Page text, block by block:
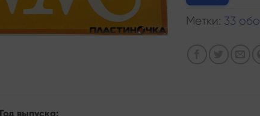
Метки: 33
Год выпуска: